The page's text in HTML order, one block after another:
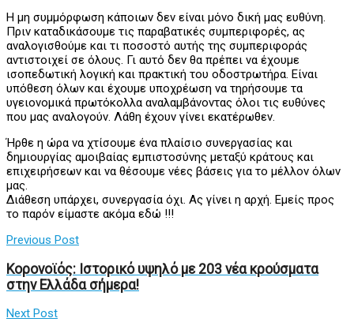
Η μη συμμόρφωση κάποιων δεν είναι μόνο δική μας ευθύνη.
Πριν καταδικάσουμε τις παραβατικές συμπεριφορές, ας
αναλογισθούμε και τι ποσοστό αυτής της συμπεριφοράς
αντιστοιχεί σε όλους. Γι αυτό δεν θα πρέπει να έχουμε
ισοπεδωτική λογική και πρακτική του οδοστρωτήρα. Είναι
υπόθεση όλων και έχουμε υποχρέωση να τηρήσουμε τα
υγειονομικά πρωτόκολλα αναλαμβάνοντας όλοι τις ευθύνες
που μας αναλογούν. Λάθη έχουν γίνει εκατέρωθεν.
Ήρθε η ώρα να χτίσουμε ένα πλαίσιο συνεργασίας και
δημιουργίας αμοιβαίας εμπιστοσύνης μεταξύ κράτους και
επιχειρήσεων και να θέσουμε νέες βάσεις για το μέλλον όλων
μας.
Διάθεση υπάρχει, συνεργασία όχι. Ας γίνει η αρχή. Εμείς προς
το παρόν είμαστε ακόμα εδώ !!!
Previous Post
Κορονοϊός: Ιστορικό υψηλό με 203 νέα κρούσματα
στην Ελλάδα σήμερα!
Next Post